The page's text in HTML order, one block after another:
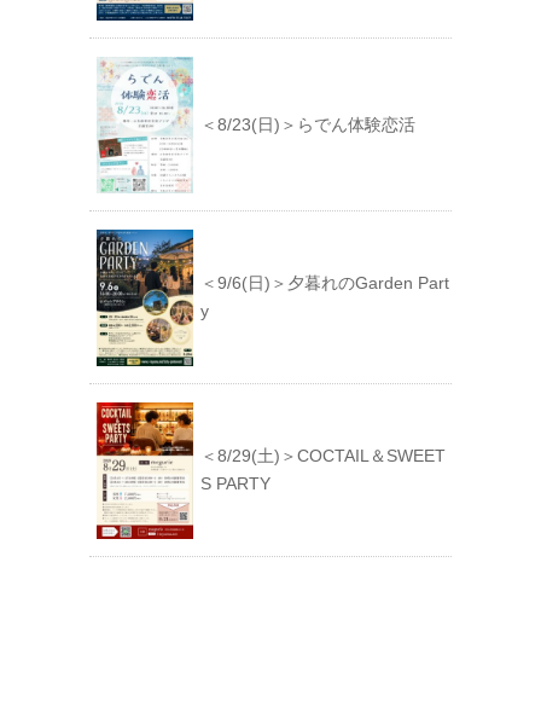
＜8/23(日)＞らでん体験恋活
＜9/6(日)＞夕暮れのGarden Part
y
＜8/29(土)＞COCTAIL＆SWEET
S PARTY